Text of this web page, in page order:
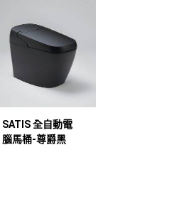
SATIS 全自動電
腦馬桶-尊爵黑